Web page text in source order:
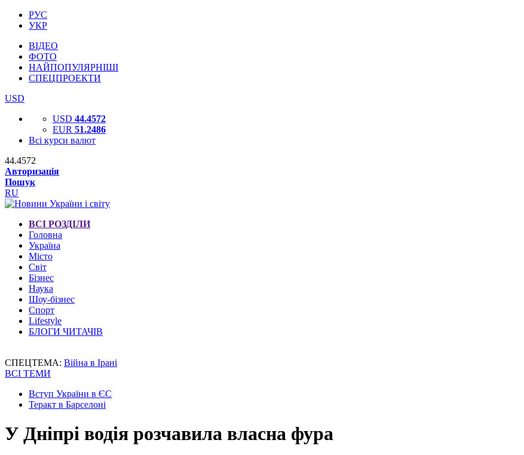
РУС
УКР
ВІДЕО
ФОТО
НАЙПОПУЛЯРНІШІ
СПЕЦПРОЕКТИ
USD
USD 44.4572
EUR 51.2486
Всі курси валют
44.4572
Авторизація
Пошук
RU
ВСІ РОЗДІЛИ
Головна
Україна
Місто
Світ
Бізнес
Наука
Шоу-бізнес
Спорт
Lifestyle
БЛОГИ ЧИТАЧІВ
СПЕЦТЕМА: Війна в Ірані
ВСІ ТЕМИ
Вступ України в ЄС
Теракт в Барселоні
У Дніпрі водія розчавила власна фура